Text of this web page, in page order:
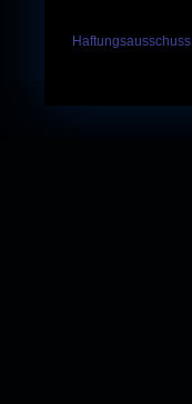
Haftungsausschuss